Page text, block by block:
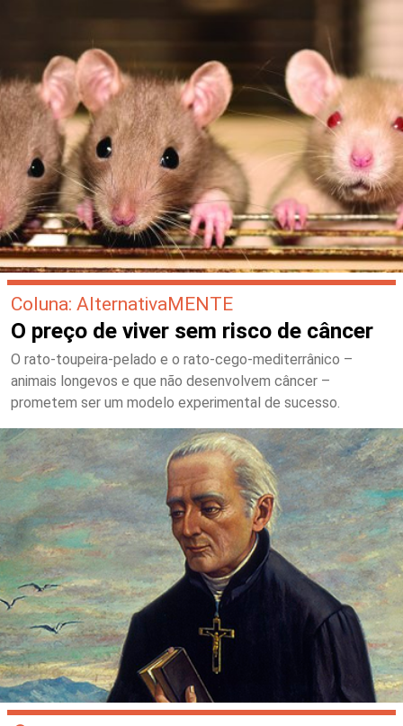
Coluna: AlternativaMENTE
O preço de viver sem risco de câncer
O rato-toupeira-pelado e o rato-cego-mediterrânico –
animais longevos e que não desenvolvem câncer –
prometem ser um modelo experimental de sucesso.